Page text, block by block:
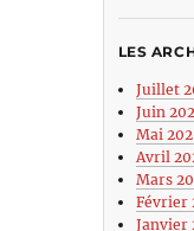
LES
Juillet
Juin
Mai
Avril
Mars
Février
Janvier